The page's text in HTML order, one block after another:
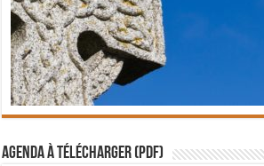
Agenda à télécharger (PDF)